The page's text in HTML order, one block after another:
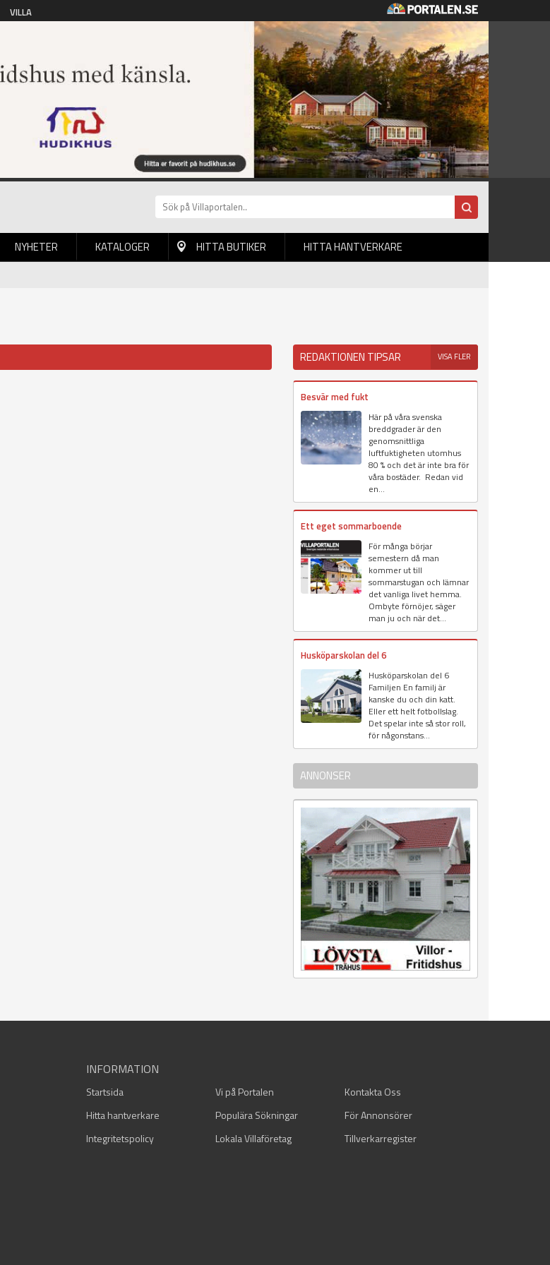
VILLA
NYHETER KATALOGER HITTA BUTIKER HITTA HANTVERKARE
REDAKTIONEN TIPSAR VISA FLER
Besvär med fukt
Här på våra svenska
breddgrader är den
genomsnittliga
luftfuktigheten utomhus
80 % och det är inte bra för
våra bostäder. Redan vid
en...
Ett eget sommarboende
För många börjar
semestern då man
kommer ut till
sommarstugan och lämnar
det vanliga livet hemma.
Ombyte förnöjer, säger
man ju och när det...
Husköparskolan del 6
Husköparskolan del 6
Familjen En familj är
kanske du och din katt.
Eller ett helt fotbollslag.
Det spelar inte så stor roll,
för någonstans...
ANNONSER
INFORMATION
Startsida Vi på Portalen
Kontakta Oss
Hitta hantverkare
Populära Sökningar
För Annonsörer
Integritetspolicy
Lokala Villaföretag Tillverkarregister